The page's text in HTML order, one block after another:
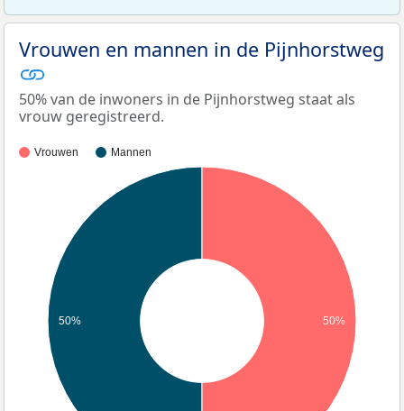
Vrouwen en mannen in de Pijnhorstweg
50% van de inwoners in de Pijnhorstweg staat als
vrouw geregistreerd.
Vrouwen Mannen
50% 50%